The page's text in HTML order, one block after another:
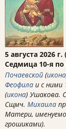
5 августа 2026
Седмица 10-я
Почаевской (икона
Феофила и с ними
(икона) Ушакова.
Сщмч. Михаила
Матери,
грошиками).